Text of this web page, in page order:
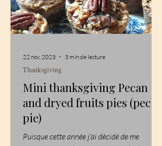
Mini thanksgiving Pecan
and dryed fruits pies (pecan
pie)
Puisque cette année j'ai décidé de me
Thanksgiving
22 nov. 2023 3 min de lecture